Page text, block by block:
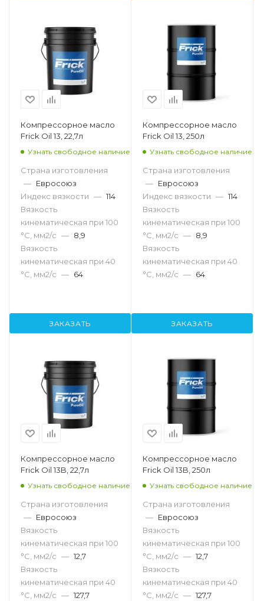
Компрессорное масло
Frick Oil 13, 22,7л
Узнать свободное наличие
Страна изготовления
— Евросоюз
Индекс вязкости — 114
Вязкость
кинематическая при 100
°С, мм2/с — 8,9
Вязкость
кинематическая при 40
°С, мм2/с — 64
ЗАКАЗАТЬ
Компрессорное масло
Frick Oil 13, 250л
Узнать свободное наличие
Страна изготовления
— Евросоюз
Индекс вязкости — 114
Вязкость
кинематическая при 100
°С, мм2/с — 8,9
Вязкость
кинематическая при 40
°С, мм2/с — 64
ЗАКАЗАТЬ
Компрессорное масло
Frick Oil 13B, 22,7л
Узнать свободное наличие
Страна изготовления
— Евросоюз
Вязкость
кинематическая при 100
°С, мм2/с — 12,7
Вязкость
кинематическая при 40
°С, мм2/с — 127,7
Компрессорное масло
Frick Oil 13B, 250л
Узнать свободное наличие
Страна изготовления
— Евросоюз
Вязкость
кинематическая при 100
°С, мм2/с — 12,7
Вязкость
кинематическая при 40
°С, мм2/с — 127,7